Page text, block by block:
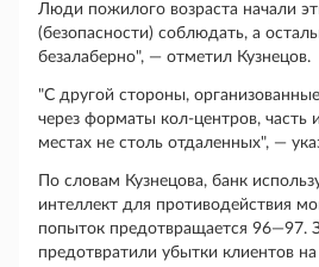
Люди пожилого возраста начали
(безопасности) соблюдать, а
безалаберно", — отметил Кузнецов.
"С другой стороны,
через форматы кол-центров, часть
местах не столь отдаленных", —
По словам Кузнецова, банк
интеллект для противодействия
попыток предотвращается 96—97.
предотвратили убытки клиентов